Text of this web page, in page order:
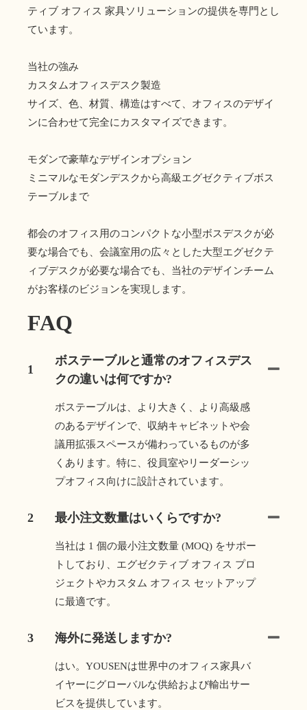
ティブ オフィス 家具ソリューションの提供を専門とし
ています。
当社の強み
カスタムオフィスデスク製造
サイズ、色、材質、構造はすべて、オフィスのデザイ
ンに合わせて完全にカスタマイズできます。
モダンで豪華なデザインオプション
ミニマルなモダンデスクから高級エグゼクティブボス
テーブルまで
都会のオフィス用のコンパクトな小型ボスデスクが必
要な場合でも、会議室用の広々とした大型エグゼクテ
ィブデスクが必要な場合でも、当社のデザインチーム
がお客様のビジョンを実現します。
FAQ
1
ボステーブルと通常のオフィスデス
クの違いは何ですか?
ボステーブルは、より大きく、より高級感
のあるデザインで、収納キャビネットや会
議用拡張スペースが備わっているものが多
くあります。特に、役員室やリーダーシッ
プオフィス向けに設計されています。
2 最小注文数量はいくらですか?
当社は 1 個の最小注文数量 (MOQ) をサポー
トしており、エグゼクティブ オフィス プロ
ジェクトやカスタム オフィス セットアップ
に最適です。
3 海外に発送しますか?
はい。YOUSENは世界中のオフィス家具バ
イヤーにグローバルな供給および輸出サー
ビスを提供しています。